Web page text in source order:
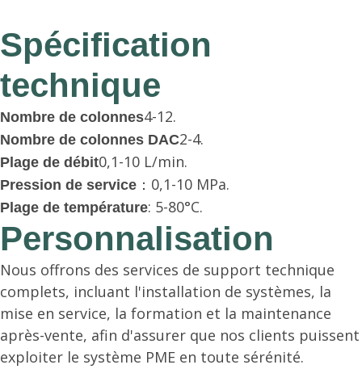
Spécification
technique
Nombre de colonnes4-12.
Nombre de colonnes DAC2-4.
Plage de débit0,1-10 L/min.
Pression de service ：0,1-10 MPa.
Plage de température: 5-80°C.
Personnalisation
Nous offrons des services de support technique
complets, incluant l'installation de systèmes, la
mise en service, la formation et la maintenance
après-vente, afin d'assurer que nos clients puissent
exploiter le système PME en toute sérénité.